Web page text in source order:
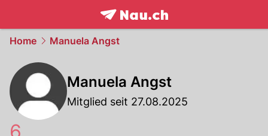
frontpage.NAU.ch
Home Manuela Angst
Manuela Angst
Mitglied seit 27.08.2025